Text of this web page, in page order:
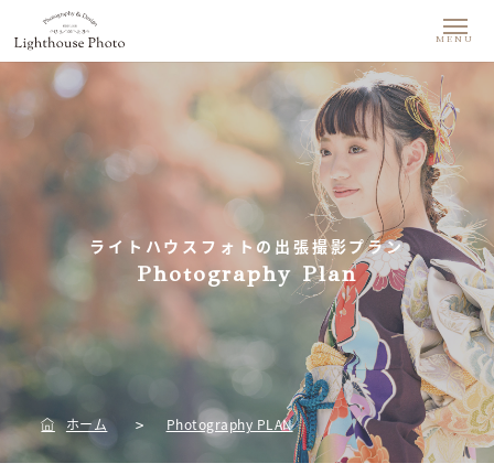
MENU
ライトハウスフォトの出張撮影プラン
Photography Plan
ホーム > Photography PLAN